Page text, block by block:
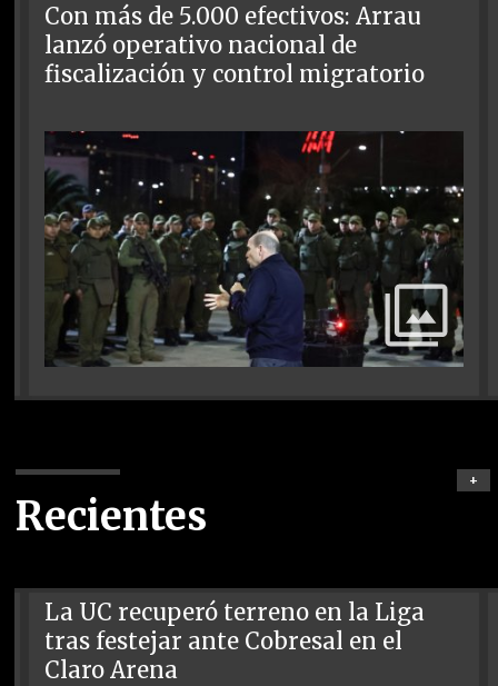
Con más de 5.000 efectivos: Arrau
lanzó operativo nacional de
fiscalización y control migratorio
Recientes
+
La UC recuperó terreno en la Liga
tras festejar ante Cobresal en el
Claro Arena